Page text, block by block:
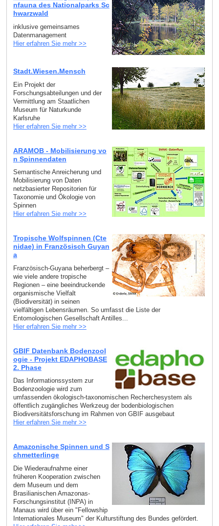
nfauna des Nationalparks Sc
hwarzwald
inklusive gemeinsames
Datenmanagement
Hier erfahren Sie mehr >>
Stadt.Wiesen.Mensch
Ein Projekt der
Forschungsabteilungen und der
Vermittlung am Staatlichen
Museum für Naturkunde
Karlsruhe
Hier erfahren Sie mehr >>
ARAMOB - Mobilisierung vo
n Spinnendaten
Semantische Anreicherung und
Mobilisierung von Daten
netzbasierter Repositorien für
Taxonomie und Ökologie von
Spinnen
Hier erfahren Sie mehr >>
Tropische Wolfspinnen (Cte
nidae) in Französisch Guyan
a
Französisch-Guyana beherbergt –
wie viele andere tropische
Regionen – eine beeindruckende
organismische Vielfalt
(Biodiversität) in seinen
vielfältigen Lebensräumen. So umfasst die Liste der
Entomologischen Gesellschaft Antilles...
Hier erfahren Sie mehr >>
GBIF Datenbank Bodenzool
ogie - Projekt EDAPHOBASE
2. Phase
Das Informationssystem zur
Bodenzoologie wird zum
umfassenden ökologisch-taxonomischen Recherchesystem als
öffentlich zugängliches Werkzeug der bodenbiologischen
Biodiversitätsforschung im Rahmen von GBIF ausgebaut
Hier erfahren Sie mehr >>
Amazonische Spinnen und S
chmetterlinge
Die Wiederaufnahme einer
früheren Kooperation zwischen
dem Museum und dem
Brasilianischen Amazonas-
Forschungsinstitut (INPA) in
Manaus wird über ein "Fellowship
Internationales Museum" der Kulturstiftung des Bundes gefördert.